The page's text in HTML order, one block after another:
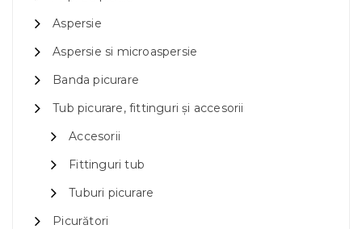
Aspersie
Aspersie si microaspersie
Banda picurare
Tub picurare, fittinguri și accesorii
Accesorii
Fittinguri tub
Tuburi picurare
Picurători